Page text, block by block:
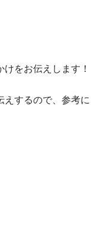
けをお伝えします！
えするので、参考に